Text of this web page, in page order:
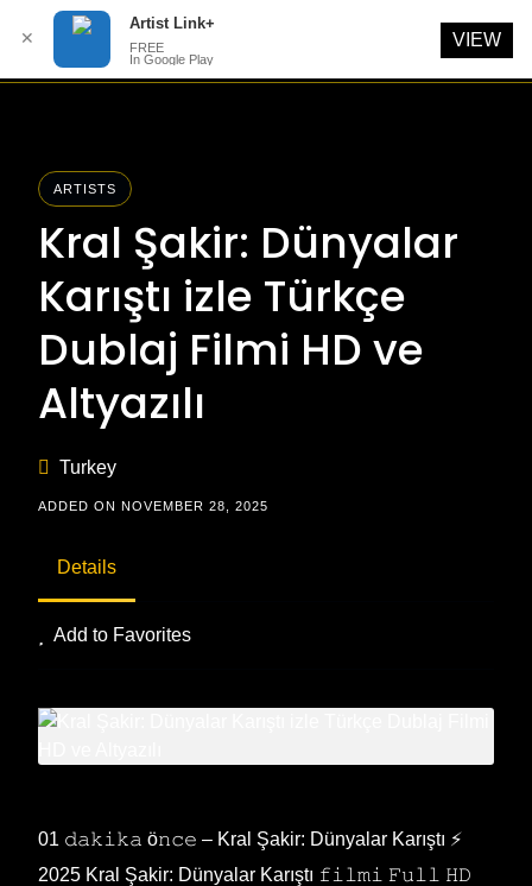
ARTISTS
Kral Şakir: Dünyalar
Karıştı izle Türkçe
Dublaj Filmi HD ve
Altyazılı
Turkey
ADDED ON NOVEMBER 28, 2025
Details
Add to Favorites
01 𝚍𝚊𝚔𝚒𝚔𝚊 ö𝚗𝚌𝚎 – Kral Şakir: Dünyalar Karıştı ⚡
2025 Kral Şakir: Dünyalar Karıştı 𝚏𝚒𝚕𝚖𝚒 𝙵𝚞𝚕𝚕 𝙷𝙳
✕
Artist Link+
FREE
In Google Play
VIEW